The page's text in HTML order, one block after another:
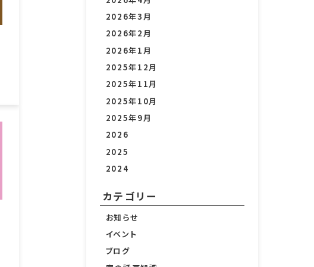
2026年3月
2026年2月
2026年1月
2025年12月
2025年11月
2025年10月
2025年9月
2026
2025
2024
カテゴリー
お知らせ
イベント
ブログ